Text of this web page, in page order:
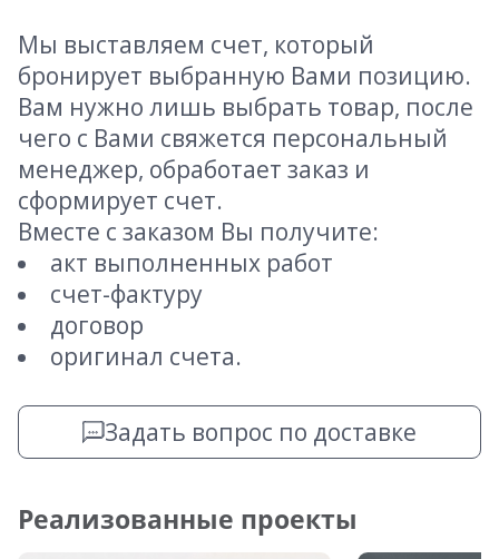
Мы выставляем счет, который
бронирует выбранную Вами позицию.
Вам нужно лишь выбрать товар, после
чего с Вами свяжется персональный
менеджер, обработает заказ и
сформирует счет.
Вместе с заказом Вы получите:
акт выполненных работ
счет-фактуру
договор
оригинал счета.
Задать вопрос по доставке
Реализованные проекты